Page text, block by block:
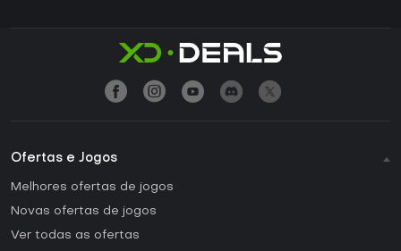
Ofertas e Jogos
Melhores ofertas de jogos
Novas ofertas de jogos
Ver todas as ofertas